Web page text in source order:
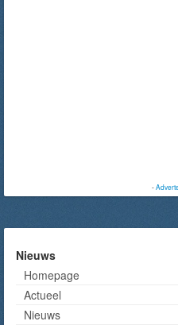
-
Nieuws
Homepage
Actueel
Nieuws